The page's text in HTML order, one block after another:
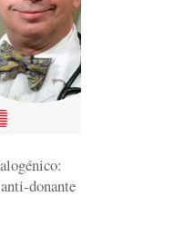
donante